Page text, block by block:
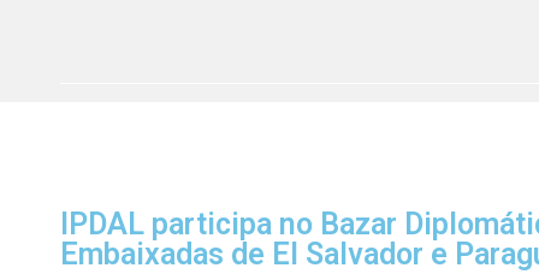
IPDAL participa no Bazar
Embaixadas de El Salvador e